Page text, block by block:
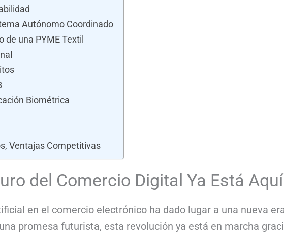
Autónomo Coordinado
de una PYME Textil
Biométrica
Ventajas Competitivas
del Comercio Digital Ya Está Aquí
en el comercio electrónico ha dado lugar a una nueva
promesa futurista, esta revolución ya está en marcha